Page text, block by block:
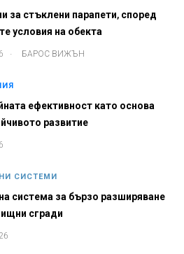
за стъклени парапети, според
условия на обекта
БАРОС ВИЖЪН
ефективност като основа
развитие
СИСТЕМИ
система за бързо разширяване
сгради